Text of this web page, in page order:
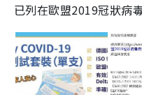
已列在歐盟2019冠狀病